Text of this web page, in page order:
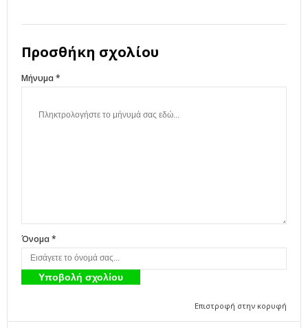
Προσθήκη σχολίου
Μήνυμα *
Όνομα *
Επιστροφή στην κορυφή